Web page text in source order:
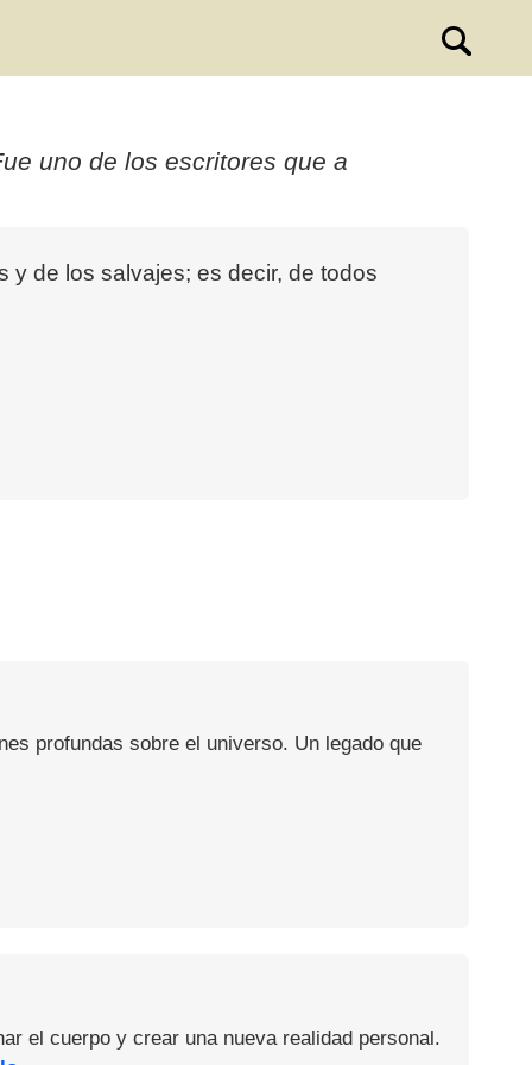
uno de los escritores que a
y de los salvajes; es decir, de todos
profundas sobre el universo. Un legado que
el cuerpo y crear una nueva realidad personal.